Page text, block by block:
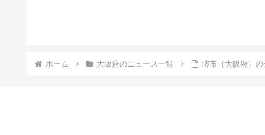
ホーム 大阪府のニュース一覧 堺市（大阪府）